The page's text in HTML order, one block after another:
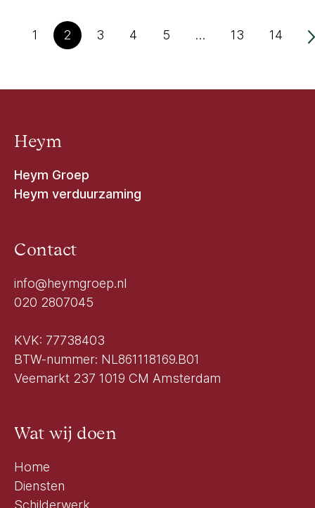
1 2 3 4 5 … 13 14
Heym
Heym Groep
Heym verduurzaming
Contact
info@heymgroep.nl
020 2807045
KVK: 77738403
BTW-nummer: NL861118169.B01
Veemarkt 237 1019 CM Amsterdam
Wat wij doen
Home
Diensten